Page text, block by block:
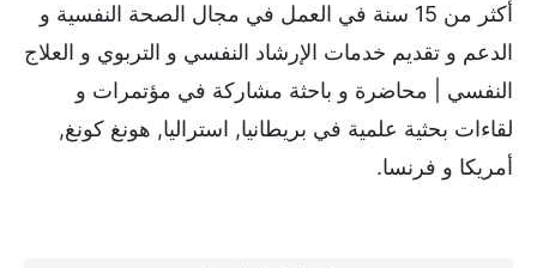
أكثر من 15 سنة في العمل في مجال الصحة النفسية و
الدعم و تقديم خدمات الإرشاد النفسي و التربوي و العلاج
النفسي | محاضرة و باحثة مشاركة في مؤتمرات و
لقاءات بحثية علمية في بريطانيا, استراليا, هونغ كونغ,
أمريكا و فرنسا.